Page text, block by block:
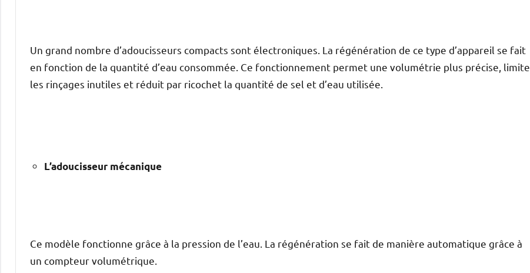
Un grand nombre d’adoucisseurs compacts sont électroniques. La régénération de ce type d’appareil se fait
en fonction de la quantité d’eau consommée. Ce fonctionnement permet une volumétrie plus précise, limite
les rinçages inutiles et réduit par ricochet la quantité de sel et d’eau utilisée.
L’adoucisseur mécanique
Ce modèle fonctionne grâce à la pression de l’eau. La régénération se fait de manière automatique grâce à
un compteur volumétrique.